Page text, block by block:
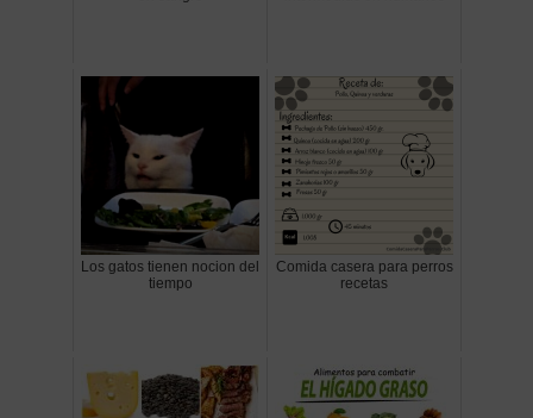
Los gatos tienen nocion del
tiempo
Comida casera para perros
recetas